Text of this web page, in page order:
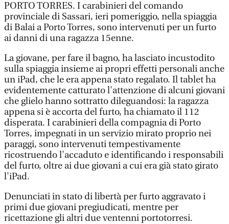
PORTO TORRES. I carabinieri del comando
provinciale di Sassari, ieri pomeriggio, nella spiaggia
di Balai a Porto Torres, sono intervenuti per un furto
ai danni di una ragazza 15enne.
La giovane, per fare il bagno, ha lasciato incustodito
sulla spiaggia insieme ai propri effetti personali anche
un iPad, che le era appena stato regalato. Il tablet ha
evidentemente catturato l'attenzione di alcuni giovani
che glielo hanno sottratto dileguandosi: la ragazza
appena si è accorta del furto, ha chiamato il 112
disperata. I carabinieri della compagnia di Porto
Torres, impegnati in un servizio mirato proprio nei
paraggi, sono intervenuti tempestivamente
ricostruendo l'accaduto e identificando i responsabili
del furto, oltre ai due giovani a cui era già stato girato
l'iPad.
Denunciati in stato di libertà per furto aggravato i
primi due giovani pregiudicati, mentre per
ricettazione gli altri due ventenni portotorresi.